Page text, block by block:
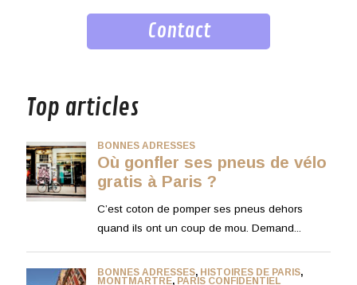
Contact
Top articles